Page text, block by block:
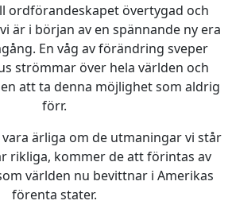
ordförandeskapet övertygad och
är i början av en spännande ny era
En våg av förändring sveper
strömmar över hela världen och
att ta denna möjlighet som aldrig
förr.
ärliga om de utmaningar vi står
rikliga, kommer de att förintas av
världen nu bevittnar i Amerikas
förenta stater.